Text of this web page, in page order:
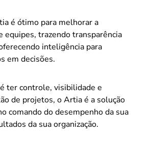
é ótimo para melhorar a
equipes, trazendo transparência
inteligência para
em decisões.
ter controle, visibilidade e
de projetos, o Artia é a solução
comando do desempenho da sua
da sua organização.